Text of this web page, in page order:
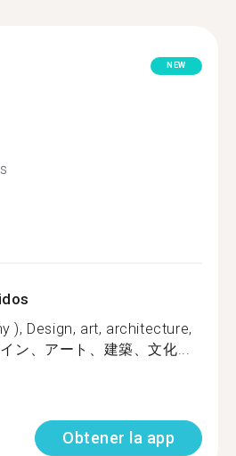
NEW
), Design, art, architecture,
ン、アート、建築、文化...
Obtener la app